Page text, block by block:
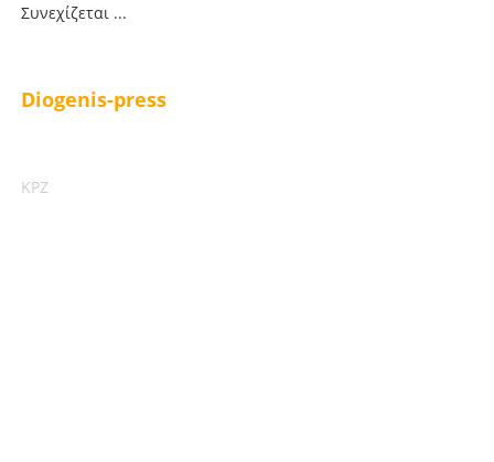
Συνεχίζεται ...
Diogenis-press
ΚΡΖ